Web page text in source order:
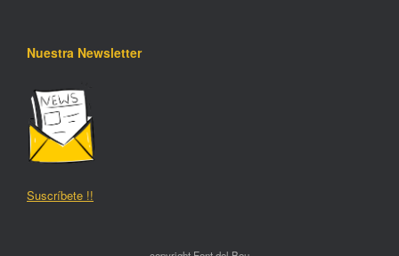
Nuestra Newsletter
Suscríbete !!